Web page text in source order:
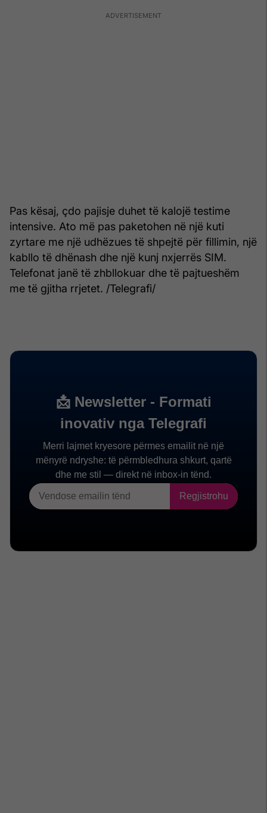
Pas kësaj, çdo pajisje duhet të kalojë testime
intensive. Ato më pas paketohen në një kuti
zyrtare me një udhëzues të shpejtë për fillimin, një
kabllo të dhënash dhe një kunj nxjerrës SIM.
Telefonat janë të zhbllokuar dhe të pajtueshëm
me të gjitha rrjetet. /Telegrafi/